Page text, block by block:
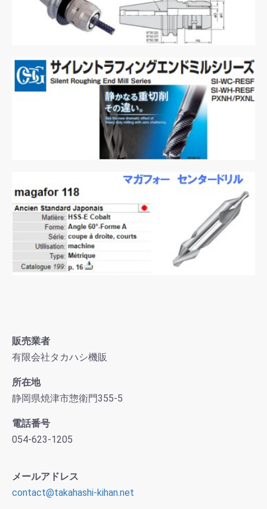
販売業者
有限会社タカハシ機販
所在地
静岡県焼津市惣衛門355-5
電話番号
054-623-1205
メールアドレス
contact@takahashi-kihan.net